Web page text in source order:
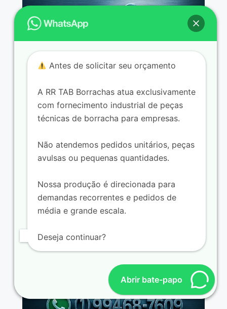
Fornecedor de cabos automotivos de
Antes de solicitar seu orçamento
A RR TAB Borrachas atua exclusivamente
com fornecimento industrial de peças
técnicas de borracha para empresas.
Não atendemos pedidos unitários, peças
avulsas ou pequenas quantidades.
Nossa produção é direcionada para
demandas recorrentes e pedidos de
média e grande escala.
Deseja continuar?
Abrir bate-papo